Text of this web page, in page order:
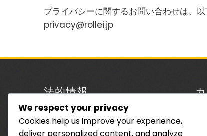
プライバシーに関するお問い合わせは、
privacy@rollei.jp
法的情報
利用規約
お問い合わせ
We respect your privacy
Cookies help us improve your experience,